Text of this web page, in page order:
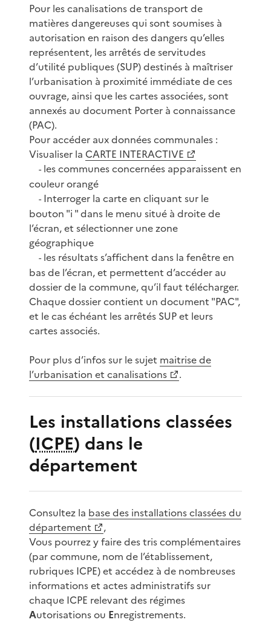
Pour les canalisations de transport de
matières dangereuses qui sont soumises à
autorisation en raison des dangers qu’elles
représentent, les arrêtés de servitudes
d’utilité publiques (SUP) destinés à maîtriser
l’urbanisation à proximité immédiate de ces
ouvrage, ainsi que les cartes associées, sont
annexés au document Porter à connaissance
(PAC).
Pour accéder aux données communales :
Visualiser la CARTE INTERACTIVE
-les communes concernées apparaissent en
couleur orangé
-Interroger la carte en cliquant sur le
bouton "i " dans le menu situé à droite de
l’écran, et sélectionner une zone
géographique
-les résultats s’affichent dans la fenêtre en
bas de l’écran, et permettent d’accéder au
dossier de la commune, qu’il faut télécharger.
Chaque dossier contient un document "PAC",
et le cas échéant les arrêtés SUP et leurs
cartes associés.
Pour plus d’infos sur le sujet maitrise de
l’urbanisation et canalisations
.
Les installations classées
(ICPE) dans le
département
Consultez la base des installations classées du
département
,
Vous pourrez y faire des tris complémentaires
(par commune, nom de l’établissement,
rubriques ICPE) et accédez à de nombreuses
informations et actes administratifs sur
chaque ICPE relevant des régimes
Autorisations ou Enregistrements.